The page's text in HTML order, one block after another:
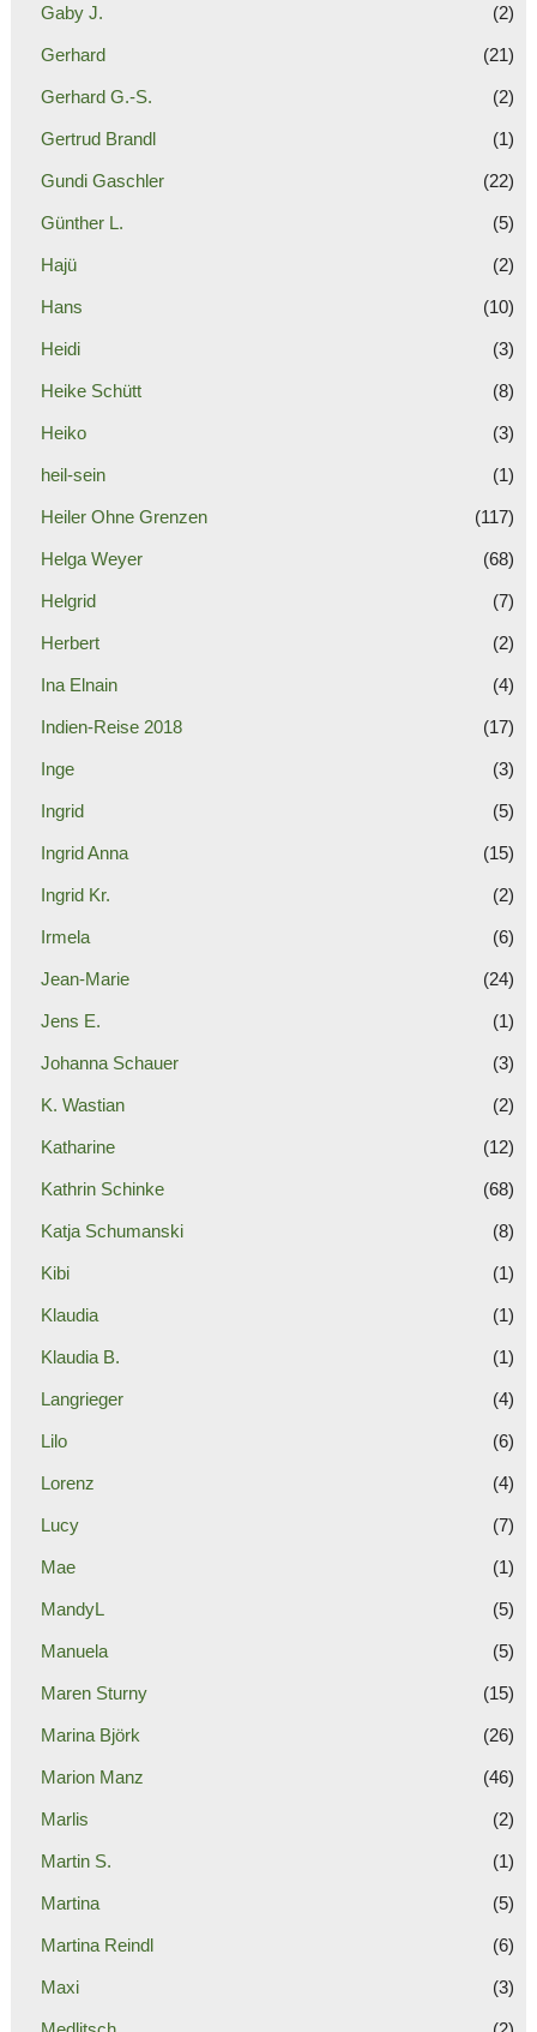
Gaby J. (2)
Gerhard (21)
Gerhard G.-S. (2)
Gertrud Brandl (1)
Gundi Gaschler (22)
Günther L. (5)
Hajü (2)
Hans (10)
Heidi (3)
Heike Schütt (8)
Heiko (3)
heil-sein (1)
Heiler Ohne Grenzen (117)
Helga Weyer (68)
Helgrid (7)
Herbert (2)
Ina Elnain (4)
Indien-Reise 2018 (17)
Inge (3)
Ingrid (5)
Ingrid Anna (15)
Ingrid Kr. (2)
Irmela (6)
Jean-Marie (24)
Jens E. (1)
Johanna Schauer (3)
K. Wastian (2)
Katharine (12)
Kathrin Schinke (68)
Katja Schumanski (8)
Kibi (1)
Klaudia (1)
Klaudia B. (1)
Langrieger (4)
Lilo (6)
Lorenz (4)
Lucy (7)
Mae (1)
MandyL (5)
Manuela (5)
Maren Sturny (15)
Marina Björk (26)
Marion Manz (46)
Marlis (2)
Martin S. (1)
Martina (5)
Martina Reindl (6)
Maxi (3)